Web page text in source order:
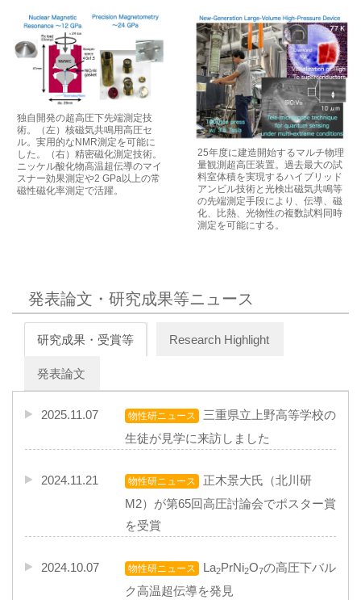
独自開発の超高圧下先端測定技
術。（左）核磁気共鳴用高圧セ
ル。実用的なNMR測定を可能に
した。（右）精密磁化測定技術。
ニッケル酸化物高温超伝導のマイ
スナー効果測定や2 GPa以上の常
磁性磁化率測定で活躍。
25年度に建造開始するマルチ物理
量観測超高圧装置。過去最大の試
料室体積を実現するハイブリッド
アンビル技術と光検出磁気共鳴等
の先端測定手段により、伝導、磁
化、比熱、光物性の複数試料同時
測定を可能にする。
発表論文・研究成果等ニュース
研究成果・受賞等 Research Highlight
発表論文
2025.11.07 物性研ニュース
三重県立上野高等学校の
生徒が見学に来訪しました
2024.11.21 物性研ニュース
正木景大氏（北川研
M2）が第65回高圧討論会でポスター賞
を受賞
2024.10.07 物性研ニュース La2PrNi2O7の高圧下バル
ク高温超伝導を発見